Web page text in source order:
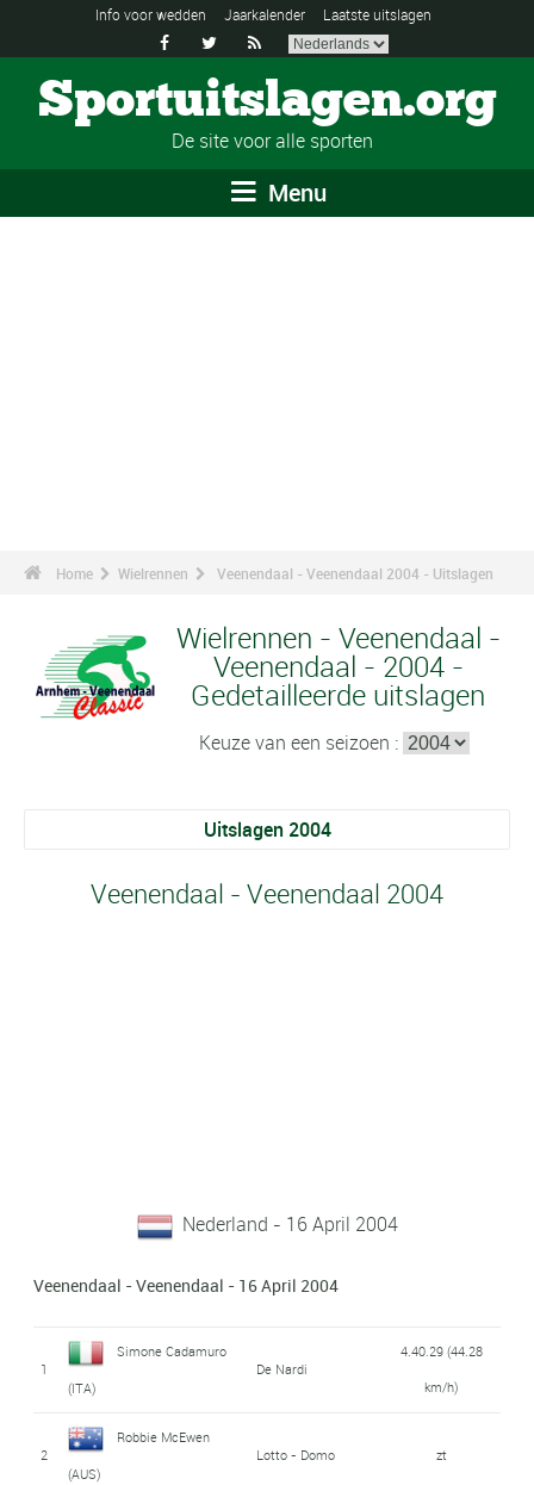
Info voor wedden Jaarkalender Laatste uitslagen
  
Sportuitslagen.org
De site voor alle sporten
Menu
Home Wielrennen Veenendaal - Veenendaal 2004 - Uitslagen
Wielrennen - Veenendaal -
Veenendaal - 2004 -
Gedetailleerde uitslagen
Keuze van een seizoen :
Uitslagen 2004
Veenendaal - Veenendaal 2004
Nederland - 16 April 2004
Veenendaal - Veenendaal - 16 April 2004
1
Simone Cadamuro
(ITA)
De Nardi
4.40.29 (44.28
km/h)
2
Robbie McEwen
(AUS)
Lotto - Domo zt